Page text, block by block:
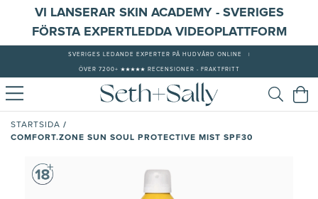
VI LANSERAR SKIN ACADEMY - SVERIGES
FÖRSTA EXPERTLEDDA VIDEOPLATTFORM
SVERIGES LEDANDE EXPERTER PÅ HUDVÅRD ONLINE
ÖVER 7200+ ★★★★★ RECENSIONER - FRAKTFRITT
STARTSIDA /
COMFORT.ZONE SUN SOUL PROTECTIVE MIST SPF30